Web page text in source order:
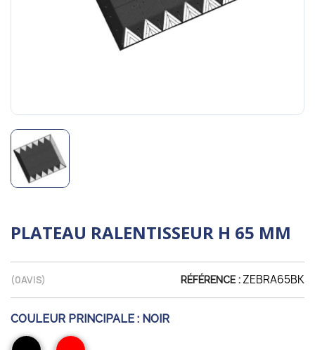
PLATEAU RALENTISSEUR H 65 MM
(0AVIS) RÉFÉRENCE : ZEBRA65BK
COULEUR PRINCIPALE : NOIR
Noir
Rouge